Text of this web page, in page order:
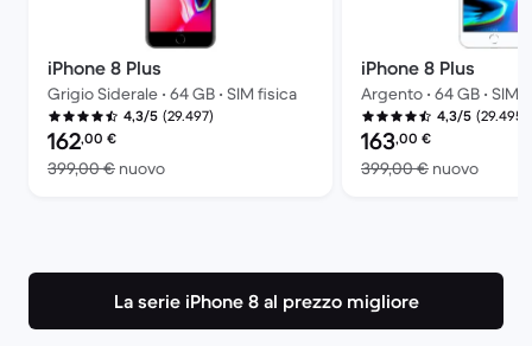
iPhone 8 Plus
Grigio Siderale • 64 GB • SIM fisica
4,3/5 (29.497)
Prezzo del ricondizionato:
162,00 €
399,00 € nuovoRispetto a 399,00 € del nuovo
iPhone 8 Plus
Argento • 64 GB • SIM
4,3/5 (29.495)
Prezzo del
163,00 €
399,00 € nuovo
La serie iPhone 8 al prezzo migliore